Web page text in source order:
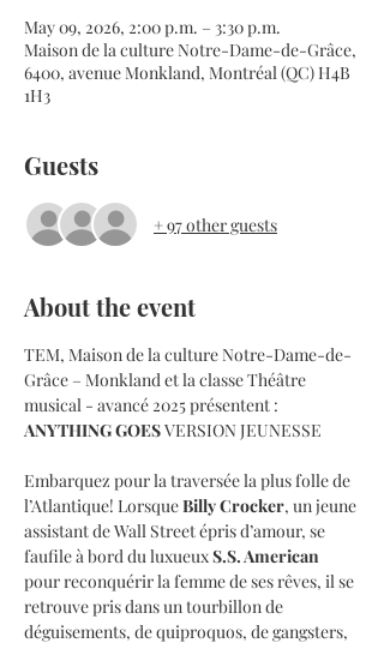
May 09, 2026, 2:00 p.m. – 3:30 p.m.
Maison de la culture Notre-Dame-de-Grâce,
6400, avenue Monkland, Montréal (QC) H4B
1H3
Guests
+ 97 other guests
About the event
TEM, Maison de la culture Notre-Dame-de-
Grâce – Monkland et la classe Théâtre
musical - avancé 2025 présentent :
ANYTHING GOES VERSION JEUNESSE
Embarquez pour la traversée la plus folle de
l’Atlantique! Lorsque Billy Crocker, un jeune
assistant de Wall Street épris d’amour, se
faufile à bord du luxueux S.S. American
pour reconquérir la femme de ses rêves, il se
retrouve pris dans un tourbillon de
déguisements, de quiproquos, de gangsters,